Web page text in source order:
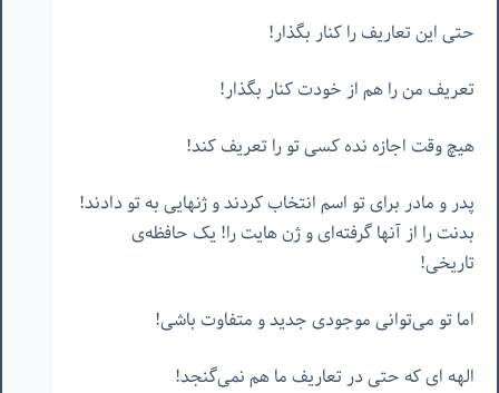
حتی این تعاریف را کنار بگذار!
تعریف من را هم از خودت کنار بگذار!
هیچ وقت اجازه نده کسی تو را تعریف کند!
پدر و مادر برای تو اسم انتخاب کردند و ژنهایی به تو دادند!
بدنت را از آنها گرفته‌ای و ژن هایت را! یک حافظه‌ی
تاریخی!
اما تو می‌توانی موجودی جدید و متفاوت باشی!
الهه ای که حتی در تعاریف ما هم نمی‌گنجد!